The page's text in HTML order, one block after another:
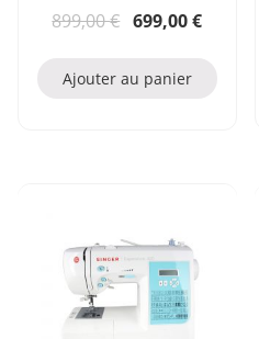
899,00€ Le prix initial
699,00€Le prix
Ajouter au panier